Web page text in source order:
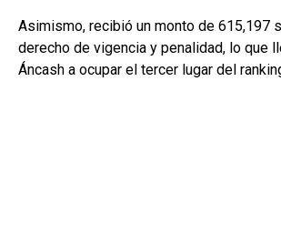
Asimismo, recibió un monto de 615,197
derecho de vigencia y penalidad, lo que
Áncash a ocupar el tercer lugar del